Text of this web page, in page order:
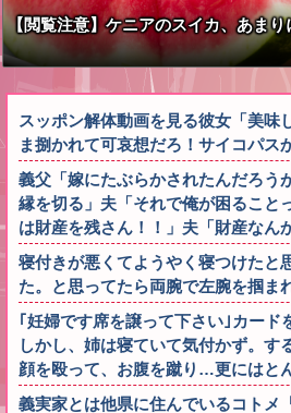
【閲覧注意】ケニアのスイカ、あま
スッポン解体動画を見る彼女「美味
ま捌かれて可哀想だろ！サイコパス
義父「嫁にたぶらかされたんだろう
縁を切る」夫「それで俺が困ること
は財産を残さん！！」夫「財産なん
寝付きが悪くてようやく寝つけたと
た。と思ってたら両腕で左腕を掴ま
｢妊婦です席を譲って下さい｣カード
しかし、姉は寝ていて気付かず。す
顔を殴って、お腹を蹴り…更にはと
義実家とは他県に住んでいるコトメ